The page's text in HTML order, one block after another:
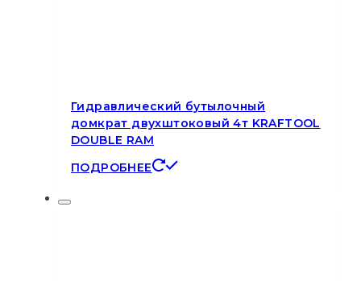
Гидравлический бутылочный
домкрат двухштоковый 4т KRAFTOOL
DOUBLE RAM
ПОДРОБНЕЕ